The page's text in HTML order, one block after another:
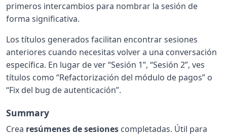
primeros intercambios para nombrar la sesión de
forma significativa.
Los títulos generados facilitan encontrar sesiones
anteriores cuando necesitas volver a una conversación
específica. En lugar de ver “Sesión 1”, “Sesión 2”, ves
títulos como “Refactorización del módulo de pagos” o
“Fix del bug de autenticación”.
Summary
Crea resúmenes de sesiones completadas. Útil para